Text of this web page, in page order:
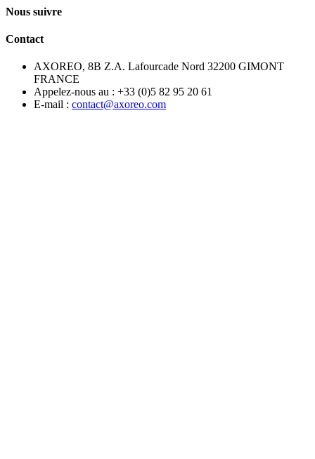
Nous suivre
Contact
AXOREO, 8B Z.A. Lafourcade Nord 32200 GIMONT
FRANCE
Appelez-nous au : +33 (0)5 82 95 20 61
E-mail : contact@axoreo.com